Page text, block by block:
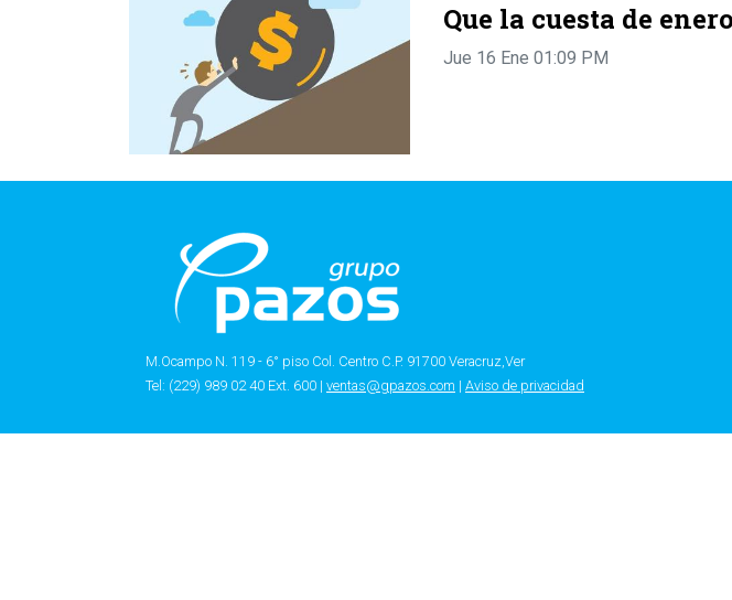
Que la cuesta de
Jue 16 Ene 01:09 PM
M.Ocampo N. 119 - 6° piso Col. Centro C.P. 91700 Veracruz,Ver
Tel: (229) 989 02 40 Ext. 600 | ventas@gpazos.com | Aviso de privacidad